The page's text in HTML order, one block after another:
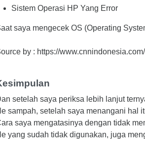
Sistem Operasi HP Yang Error
saya mengecek OS (Operating
by : https://
setelah saya periksa lebih lanjut
sampah, setelah saya menangani hal
saya mengatasinya dengan tidak
yang sudah tidak digunakan, juga